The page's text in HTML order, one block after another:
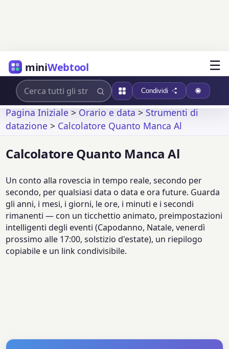
miniWebtool ☰
Condividi
Pagina Iniziale>Orario e data>Strumenti di
datazione > Calcolatore Quanto Manca Al
Calcolatore Quanto Manca Al
Un conto alla rovescia in tempo reale, secondo per
secondo, per qualsiasi data o data e ora future. Guarda
gli anni, i mesi, i giorni, le ore, i minuti e i secondi
rimanenti — con un ticchettio animato, preimpostazioni
intelligenti degli eventi (Capodanno, Natale, venerdì
prossimo alle 17:00, solstizio d'estate), un riepilogo
copiabile e un link condivisibile.